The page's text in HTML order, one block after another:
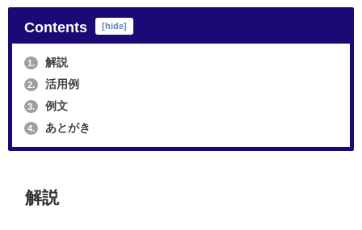
Contents hide
1. 解説
2. 活用例
3. 例文
4. あとがき
解説